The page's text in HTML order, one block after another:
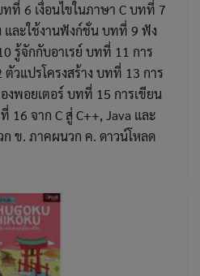
ที่ 6 เงื่อนไขในภาษา C บทที่ 7
และใช้งานฟังก์ชั่น บทที่ 9 ฟัง
รู้จักกับอาเรย์ บทที่ 11 การ
วแปรโครงสร้าง บทที่ 13 การ
งพอยเตอร์ บทที่ 15 การเขียน
16 จาก C สู่ C++, Java และ
ข. ภาคผนวก ค. ดาวน์โหลด
in4seconds